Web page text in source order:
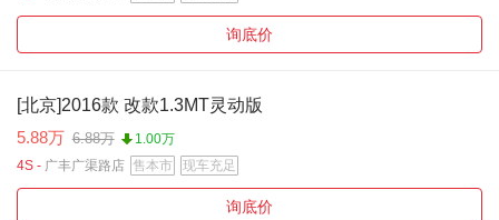
询底价
[北京]2016款 改款1.3MT灵动版
5.88万 6.88万
1.00万
4S - 广丰广渠路店 售本市 现车充足
询底价